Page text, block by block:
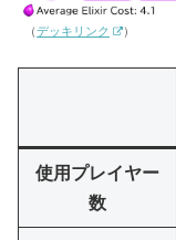
（デッキリンク ）
使用プレイヤー
数